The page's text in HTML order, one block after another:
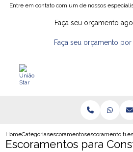
Entre em contato com um de nossos
Faça seu orçamento
Faça seu orçamento
HomeCategoriasescoramentosescoramento
Escoramentos para